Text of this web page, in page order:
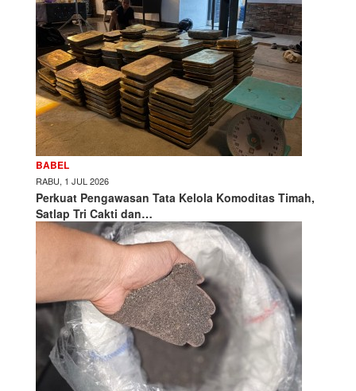
BABEL
RABU, 1 JUL 2026
Perkuat Pengawasan Tata Kelola Komoditas Timah,
Satlap Tri Cakti dan…